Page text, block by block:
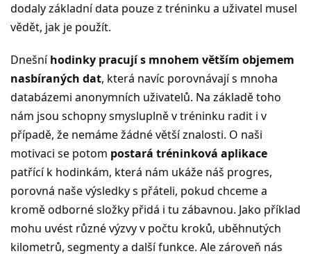
dodaly základní data pouze z tréninku a uživatel musel
vědět, jak je použít.
Dnešníhodinky pracují s mnohem větším objemem
nasbíraných dat, která navíc porovnávají s mnoha
databázemi anonymních uživatelů. Na základě toho
nám jsou schopny smysluplně v tréninku radit i v
případě, že nemáme žádné větší znalosti. O naši
motivaci se potom postará tréninková aplikace
patřící k hodinkám, která nám ukáže náš progres,
porovná naše výsledky s přáteli, pokud chceme a
kromě odborné složky přidá i tu zábavnou. Jako příklad
mohu uvést různé výzvy v počtu kroků, uběhnutých
kilometrů, segmenty a další funkce. Ale zároveň nás